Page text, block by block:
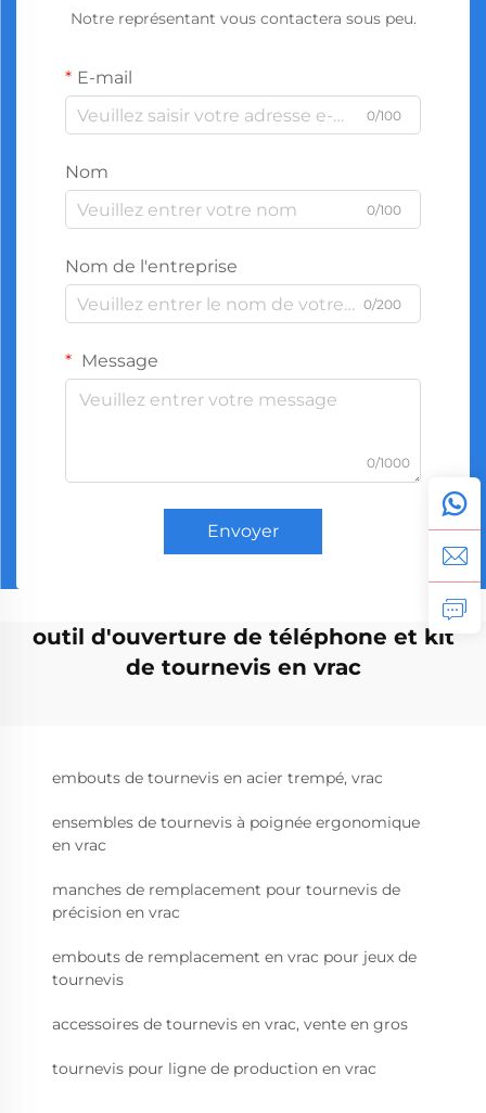
Notre représentant vous contactera sous peu.
E-mail
0/100
Nom
0/100
Nom de l'entreprise
0/200
Message
0/1000
Envoyer
outil d'ouverture de téléphone et kit
de tournevis en vrac
embouts de tournevis en acier trempé, vrac
ensembles de tournevis à poignée ergonomique
en vrac
manches de remplacement pour tournevis de
précision en vrac
embouts de remplacement en vrac pour jeux de
tournevis
accessoires de tournevis en vrac, vente en gros
tournevis pour ligne de production en vrac